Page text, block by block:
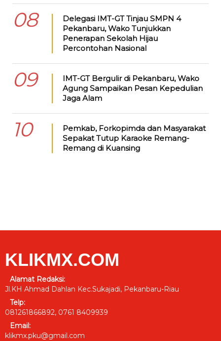
08
Delegasi IMT-GT Tinjau SMPN 4
Pekanbaru, Wako Tunjukkan
Penerapan Sekolah Hijau
Percontohan Nasional
09
IMT-GT Bergulir di Pekanbaru, Wako
Agung Sampaikan Pesan Kepedulian
Jaga Alam
10
Pemkab, Forkopimda dan Masyarakat
Sepakat Tutup Karaoke Remang-
Remang di Kuansing
KLIKMX.COM
Alamat Redaksi:
Jl.KH Ahmad Dahlan Kec.Sukajadi, Pekanbaru-Riau
Telp:
081261866892, 0761 8409939
Email:
klikmx.pku@gmail.com